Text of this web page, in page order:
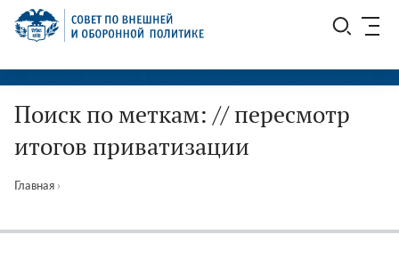
Перейти
СВОП
Поиск по меткам: // пересмотр
итогов приватизации
Главная ›